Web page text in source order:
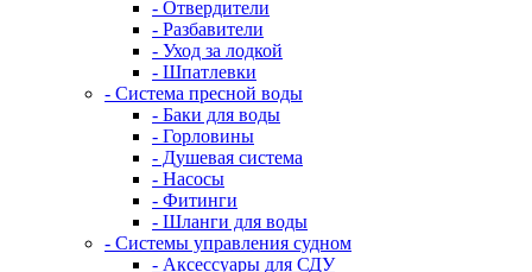
- Отвердители
- Разбавители
- Уход за лодкой
- Шпатлевки
- Система пресной воды
- Баки для воды
- Горловины
- Душевая система
- Насосы
- Фитинги
- Шланги для воды
- Системы управления судном
- Аксессуары для СДУ